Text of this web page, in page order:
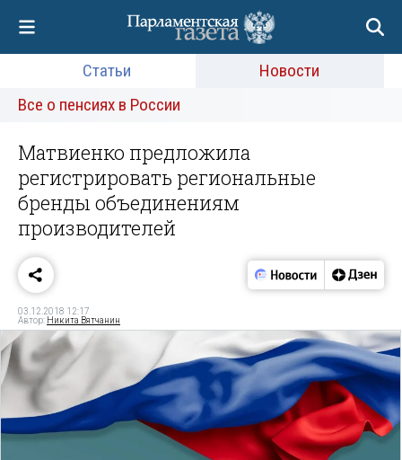
Статьи
Новости
Все о пенсиях в России
Матвиенко предложила
регистрировать региональные
бренды объединениям
производителей
03.12.2018 12:17
Автор: Никита Вятчанин